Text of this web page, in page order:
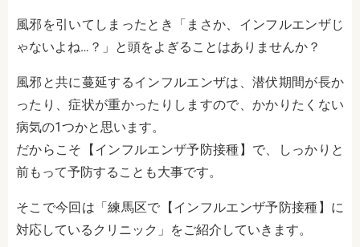
風邪を引いてしまったとき「まさか、インフルエンザじ
ゃないよね…？」と頭をよぎることはありませんか？
風邪と共に蔓延するインフルエンザは、潜伏期間が長か
ったり、症状が重かったりしますので、かかりたくない
病気の1つかと思います。
だからこそ【インフルエンザ予防接種】で、しっかりと
前もって予防することも大事です。
そこで今回は「練馬区で【インフルエンザ予防接種】に
対応しているクリニック」をご紹介していきます。